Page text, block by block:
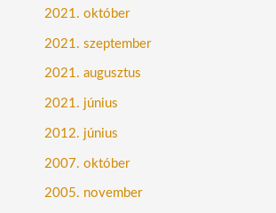
2021. október
2021. szeptember
2021. augusztus
2021. június
2012. június
2007. október
2005. november